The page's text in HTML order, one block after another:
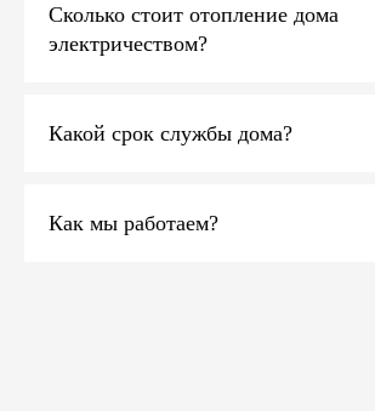
Сколько стоит отопление дома
электричеством?
Какой срок службы дома?
Как мы работаем?